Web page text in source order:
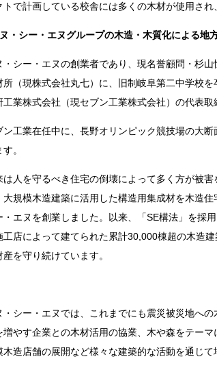
トで計画している校舎には多くの木材が使用さ
・シー・エヌグループの木造・木質化による地
・シー・エヌの創業者であり、現名誉顧問・杉山
所（現株式会社丸七）に、旧制岐阜第二中学校を
工業株式会社（現セブン工業株式会社）の代表取
ン工業在任中に、長野オリンピック競技場の大
。
は人を守るべき住宅の倒壊によって多く方が被
大規模木造建築に活用した構造用集成材を木造
・エヌを創業しました。以来、「SE構法」を採
工店によって建てられた累計30,000棟超の木造
産を守り続けています。
・シー・エヌでは、これまでにも震災被災地へ
増やす企業との木材活用の協業、木や森をテー
木造店舗の展開など様々な建築的な活動を通じ